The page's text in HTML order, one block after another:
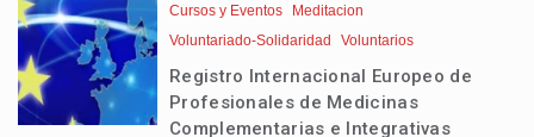
Cursos y Eventos
Meditacion
Voluntariado-Solidaridad
Voluntarios
Registro Internacional Europeo de
Profesionales de Medicinas
Complementarias e Integrativas